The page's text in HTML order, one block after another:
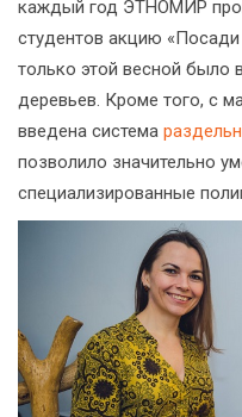
каждый год ЭТНОМИР
студентов акцию
только этой весной
деревьев. Кроме того, с
введена система
позволило значительно
специализированные